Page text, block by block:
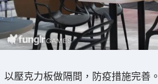
以壓克力板做隔間，防疫措施完善。